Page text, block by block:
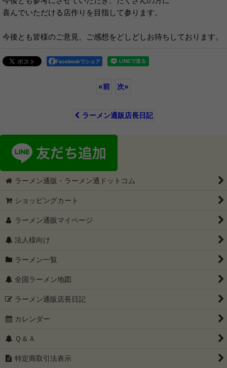
喜んでいただける店作りを目指して参ります。
今後とも皆様のご意見、ご感想をどしどしお待ちしております。
Facebookでシェア
«前 次»
ラーメン通販店長日記
ラーメン通販・ラーメン通ドットコム
ショッピングカート
ラーメン通販マイページ
法人様向け
ラーメン一覧
全国ラーメン地図
ラーメン通販店長日記
カレンダー
Ｑ＆Ａ
特定商取引法表示